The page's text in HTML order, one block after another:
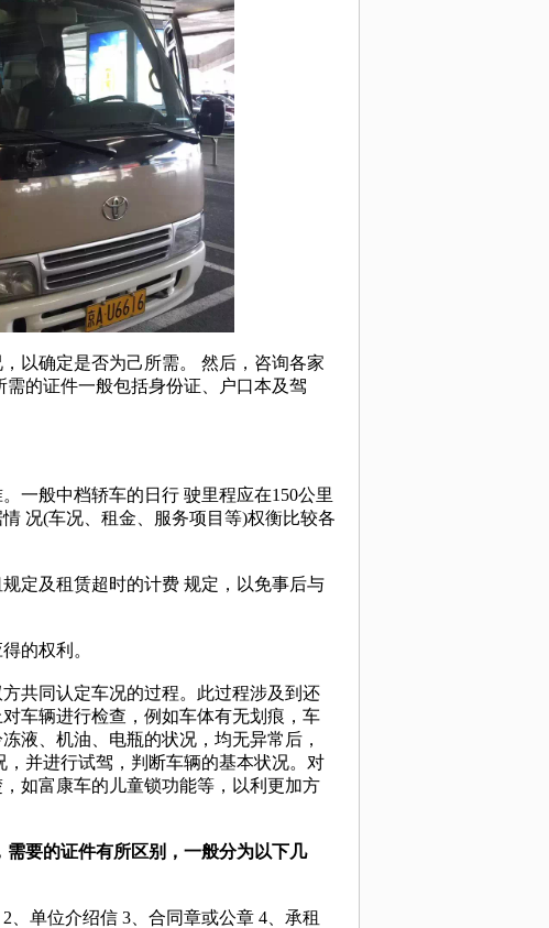
确定是否为己所需。 然后，咨询各家
的证件一般包括身份证、户口本及驾
般中档轿车的日行 驶里程应在150公里
况(车况、租金、服务项目等)权衡比较各
及租赁超时的计费 规定，以免事后与
的权利。
同认定车况的过程。此过程涉及到还
车辆进行检查，例如车体有无划痕，车
液、机油、电瓶的状况，均无异常后，
并进行试驾，判断车辆的基本状况。对
如富康车的儿童锁功能等，以利更加方
要的证件有所区别，一般分为以下几
单位介绍信 3、合同章或公章 4、承租
电话：
公司：
路线：
说明：